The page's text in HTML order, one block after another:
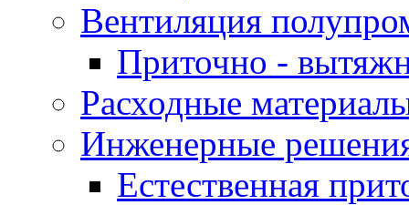
Вентиляция
Приточно -
Расходные
Инженерные
Естественная